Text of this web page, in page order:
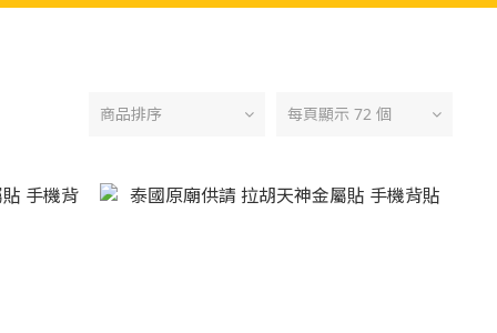
商品排序 每頁顯示 72 個